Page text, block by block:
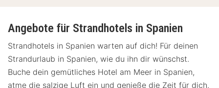
Angebote für Strandhotels in Spanien
Strandhotels in Spanien warten auf dich! Für deinen
Strandurlaub in Spanien, wie du ihn dir wünschst.
Buche dein gemütliches Hotel am Meer in Spanien,
atme die salzige Luft ein und genieße die Zeit für dich.